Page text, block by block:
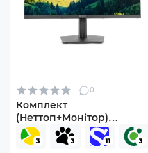
0
Комплект
(Неттоп+Монітор)
ARTLINE Business B12
Windows 11 Pro